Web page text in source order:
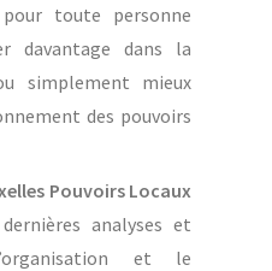
toute personne
davantage dans la
simplement mieux
des pouvoirs
Pouvoirs Locaux
analyses et
et le